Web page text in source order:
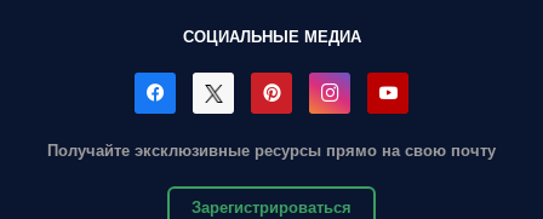
СОЦИАЛЬНЫЕ МЕДИА
Получайте эксклюзивные ресурсы прямо на свою почту
Зарегистрироваться